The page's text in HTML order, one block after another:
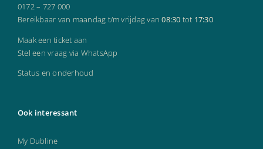
0172 – 727 000
Bereikbaar van maandag t/m vrijdag van08:30 tot 17:30
Maak een ticket aan
Stel een vraag via WhatsApp
Status en onderhoud
Ook interessant
My Dubline